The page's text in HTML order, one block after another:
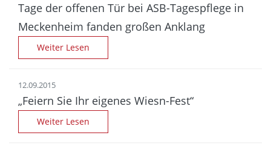
Tage der offenen Tür bei ASB-Tages­pflege in
Mecken­heim fanden großen Anklang
Weiter Lesen
12.09.2015
„Feiern Sie Ihr eigenes Wiesn-Fest“
Weiter Lesen